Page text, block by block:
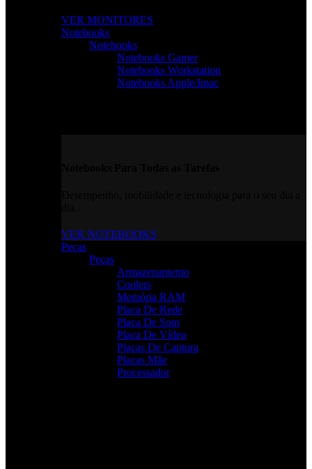
VER MONITORES
Notebooks
Notebooks
Notebooks Gamer
Notebooks Workstation
Notebooks Apple/Imac
VER NOTEBOOKS
Peças
Peças
Armazenamento
Coolers
Memória RAM
Placa De Rede
Placa De Som
Placa De Vídeo
Placas De Captura
Placas Mãe
Processador